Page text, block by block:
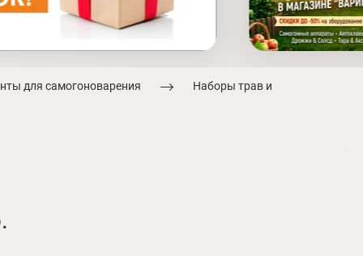
для самогоноварения Наборы трав и